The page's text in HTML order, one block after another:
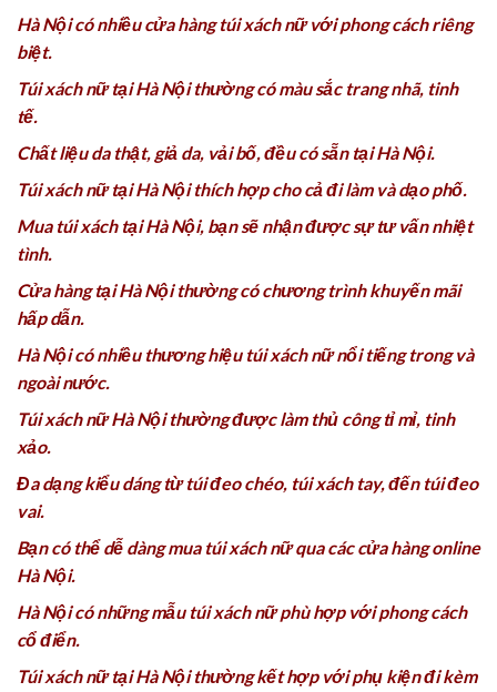
Hà Nội có nhiều cửa hàng túi xách nữ với phong cách riêng
biệt.
Túi xách nữ tại Hà Nội thường có màu sắc trang nhã, tinh
tế.
Chất liệu da thật, giả da, vải bố, đều có sẵn tại Hà Nội.
Túi xách nữ tại Hà Nội thích hợp cho cả đi làm và dạo phố.
Mua túi xách tại Hà Nội, bạn sẽ nhận được sự tư vấn nhiệt
tình.
Cửa hàng tại Hà Nội thường có chương trình khuyến mãi
hấp dẫn.
Hà Nội có nhiều thương hiệu túi xách nữ nổi tiếng trong và
ngoài nước.
Túi xách nữ Hà Nội thường được làm thủ công tỉ mỉ, tinh
xảo.
Đa dạng kiểu dáng từ túi đeo chéo, túi xách tay, đến túi đeo
vai.
Bạn có thể dễ dàng mua túi xách nữ qua các cửa hàng online
Hà Nội.
Hà Nội có những mẫu túi xách nữ phù hợp với phong cách
cổ điển.
Túi xách nữ tại Hà Nội thường kết hợp với phụ kiện đi kèm